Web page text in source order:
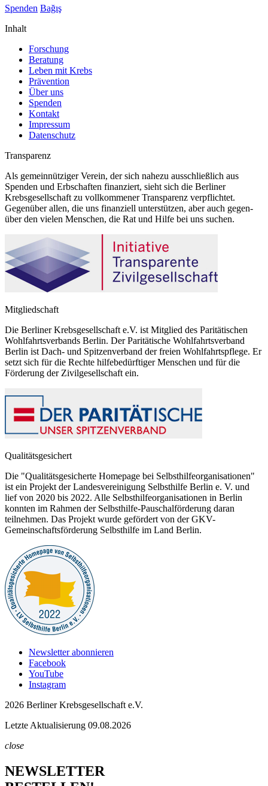
Spenden Bağış
Inhalt
Forschung
Beratung
Leben mit Krebs
Prävention
Über uns
Spenden
Kontakt
Impressum
Datenschutz
Transparenz
Als gemeinnütziger Verein, der sich nahezu ausschließlich aus
Spenden und Erbschaften finanziert, sieht sich die Berliner
Krebsgesellschaft zu vollkommener Transparenz verpflichtet.
Gegenüber allen, die uns finanziell unterstützen, aber auch gegen-
über den vielen Menschen, die Rat und Hilfe bei uns suchen.
Mitgliedschaft
Die Berliner Krebsgesellschaft e.V. ist Mitglied des Paritätischen
Wohlfahrtsverbands Berlin. Der Paritätische Wohlfahrtsverband
Berlin ist Dach- und Spitzenverband der freien Wohlfahrtspflege. Er
setzt sich für die Rechte hilfebedürftiger Menschen und für die
Förderung der Zivilgesellschaft ein.
Qualitätsgesichert
Die "Qualitätsgesicherte Homepage bei Selbsthilfeorganisationen"
ist ein Projekt der Landesvereinigung Selbsthilfe Berlin e. V. und
lief von 2020 bis 2022. Alle Selbsthilfeorganisationen in Berlin
konnten im Rahmen der Selbsthilfe-Pauschalförderung daran
teilnehmen. Das Projekt wurde gefördert von der GKV-
Gemeinschaftsförderung Selbsthilfe im Land Berlin.
Newsletter abonnieren
Facebook
YouTube
Instagram
2026 Berliner Krebsgesellschaft e.V.
Letzte Aktualisierung 09.08.2026
close
NEWSLETTER